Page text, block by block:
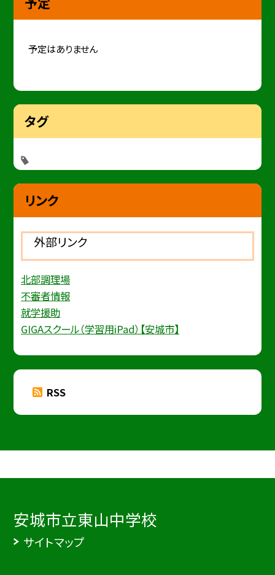
予定はありません
タグ
リンク
外部リンク
北部調理場
不審者情報
就学援助
GIGAスクール（学習用iPad）【安城市】
RSS
安城市立東山中学校
サイトマップ